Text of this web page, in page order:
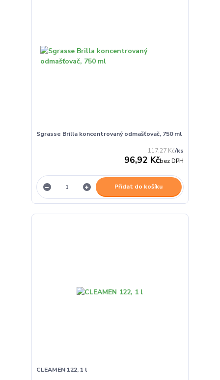
Sgrasse Brilla koncentrovaný odmašťovač, 750 ml
117,27 Kč/ks
96,92 Kčbez DPH
Přidat do košíku
CLEAMEN 122, 1 l